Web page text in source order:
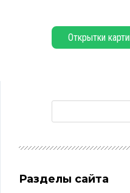
Открытки
Разделы сайта